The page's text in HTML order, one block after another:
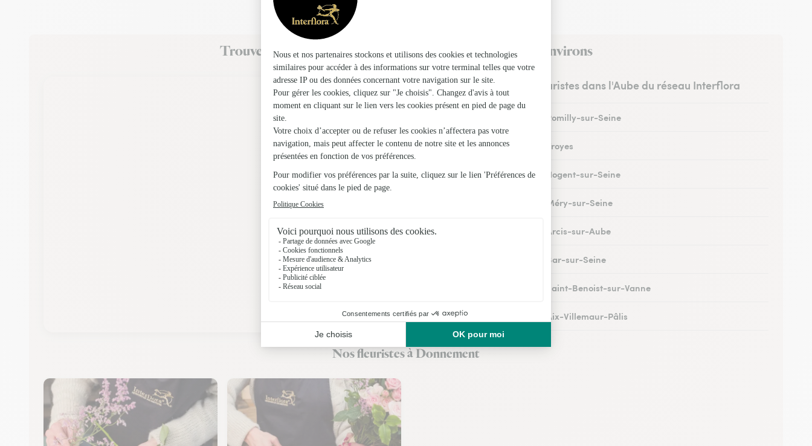
Trouvez un fleuriste Interflora à Donnement et dans ses environs
Les fleuristes dans l'Aube du réseau Interflora
Fleuristes à Romilly-sur-Seine
Fleuristes à Troyes
Fleuristes à Nogent-sur-Seine
Fleuristes à Méry-sur-Seine
Fleuristes à Arcis-sur-Aube
Fleuristes à Bar-sur-Seine
Fleuristes à Saint-Benoist-sur-Vanne
Fleuristes à Aix-Villemaur-Pâlis
Fleuristes à Saint-Parres-lès-Vaudes
Nos fleuristes à Donnement